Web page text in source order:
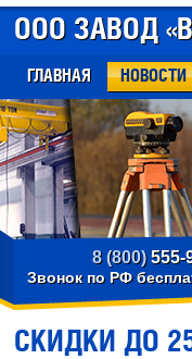
ООО ЗАВОД
ГЛАВНАЯ НОВОСТИ
8 (800) 555-
Звонок по РФ
СКИДКИ ДО